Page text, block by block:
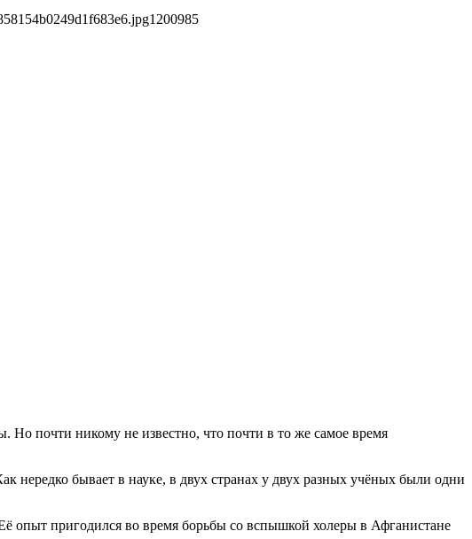
1200985
почти никому не известно, что почти в то же самое время
нередко бывает в науке, в двух странах у двух разных учёных были одни
опыт пригодился во время борьбы со вспышкой холеры в Афганистане